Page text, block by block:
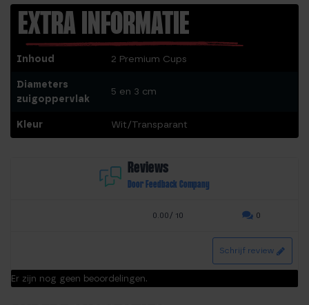
EXTRA INFORMATIE
Inhoud 2 Premium Cups
Diameters
zuigoppervlak
5 en 3 cm
Kleur Wit/Transparant
Reviews
Door Feedback Company
0.00/ 10 0
Schrijf review
Er zijn nog geen beoordelingen.